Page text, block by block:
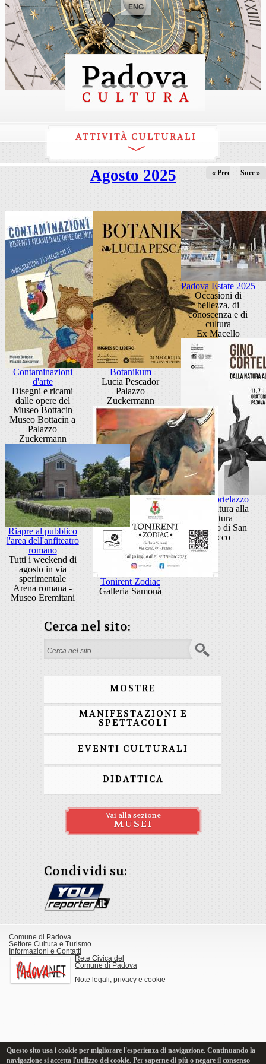
ENG
ATTIVITÀ CULTURALI
Agosto 2025 « Prec Succ »
Contaminazioni
d'arte
Disegni e ricami
dalle opere del
Museo Bottacin
Museo Bottacin a
Palazzo
Zuckermann
Botanikum
Lucia Pescador
Palazzo
Zuckermann
Padova Estate 2025
Occasioni di
bellezza, di
conoscenza e di
cultura
Ex Macello
Gino Cortelazzo
Dalla natura alla
scultura
Oratorio di San
Rocco
Tonirent Zodiac
Galleria Samonà
Riapre al pubblico
l'area dell'anfiteatro
romano
Tutti i weekend di
agosto in via
sperimentale
Arena romana -
Museo Eremitani
Cerca nel sito:
Form di ricerca
MOSTRE
MANIFESTAZIONI E
SPETTACOLI
EVENTI CULTURALI
DIDATTICA
Vai alla sezione
MUSEI
Condividi su:
Comune di Padova
Settore Cultura e Turismo
Informazioni e Contatti
Rete Civica del
Comune di Padova
Note legali, privacy e cookie
Questo sito usa i cookie per migliorare l'esperienza di navigazione. Continuando la
navigazione si accetta l'utilizzo dei cookie. Per saperne di più o negare il consenso